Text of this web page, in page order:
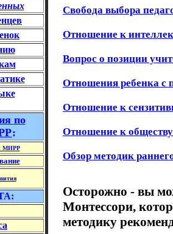
по
:
МИРР
Свобода выбора
Отношение к
Вопрос о позиции
Отношения ребенка с
Отношение к
Отношение к
Обзор методик
Осторожно - вы
Монтессори,
методику